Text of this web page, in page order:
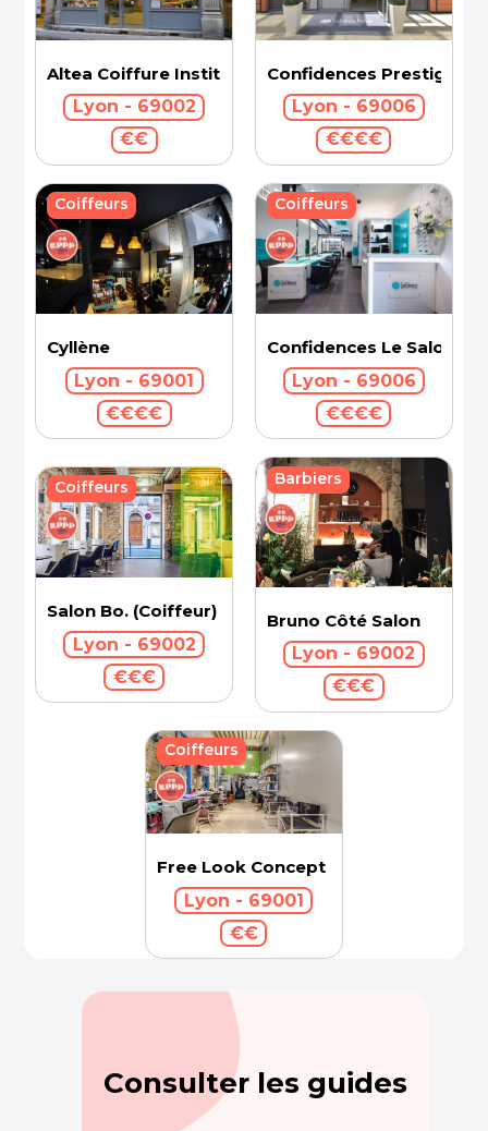
Altea Coiffure Institut
Lyon - 69002
€€
Confidences Prestige
Lyon - 69006
€€€€
Cyllène
Lyon - 69001
€€€€
Coiffeurs
Confidences Le Salon -
Lyon - 69006
€€€€
Coiffeurs
Salon Bo. (Coiffeur)
Lyon - 69002
€€€
Coiffeurs
Bruno Côté Salon
Lyon - 69002
€€€
Barbiers
Free Look Concept
Lyon - 69001
€€
Coiffeurs
Consulter les guides